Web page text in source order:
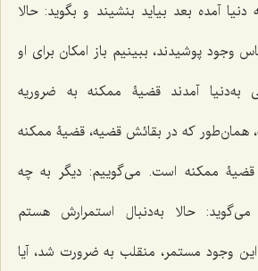
آمده بعد بیاید بنشیند و بگوید: حالا
وجود پوشیدند، ببینیم باز امكان براى او
آمدند قضیۀ ممكنه به ضروریه
همان‌طور كه در بقائش قضیه، قضیۀ ممكنه
ممكنه است. می‌گوییم: دیگر به چه
حالا به‌دنبال استمرارش هستم
وجود مستمر، منقلب به ضرورت شد، آیا